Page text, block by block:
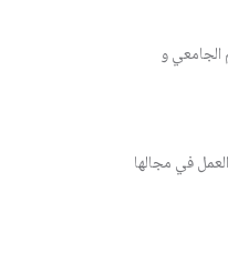
الجامعي و
في مجالها